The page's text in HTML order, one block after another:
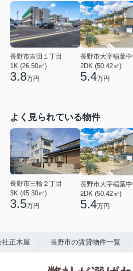
長野市吉田１丁目
1K (26.50㎡)
3.8万円
長野市大字稲葉中
2DK (50.42㎡)
5.4万円
よく見られている物件
長野市三輪２丁目
3K (45.30㎡)
3.5万円
長野市大字稲葉中
2DK (50.42㎡)
5.4万円
正木屋 長野市の賃貸物件一覧